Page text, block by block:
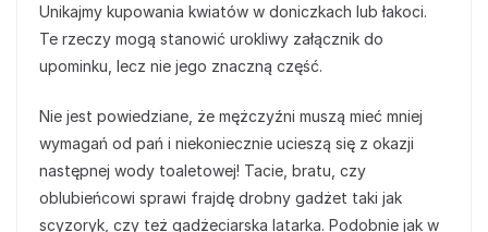
Unikajmy kupowania kwiatów w doniczkach lub łakoci.
Te rzeczy mogą stanowić urokliwy załącznik do
upominku, lecz nie jego znaczną część.
Nie jest powiedziane, że mężczyźni muszą mieć mniej
wymagań od pań i niekoniecznie ucieszą się z okazji
następnej wody toaletowej! Tacie, bratu, czy
oblubieńcowi sprawi frajdę drobny gadżet taki jak
scyzoryk, czy też gadżeciarska latarka. Podobnie jak w